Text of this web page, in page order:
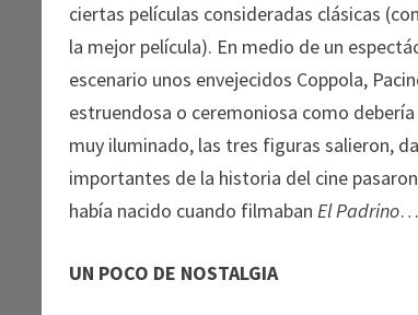
ciertas películas consideradas clásicas
la mejor película). En medio de un
escenario unos envejecidos Coppola,
estruendosa o ceremoniosa como
muy iluminado, las tres figuras salieron,
importantes de la historia del cine
había nacido cuando filmabanEl Padrino…
UN POCO DE NOSTALGIA